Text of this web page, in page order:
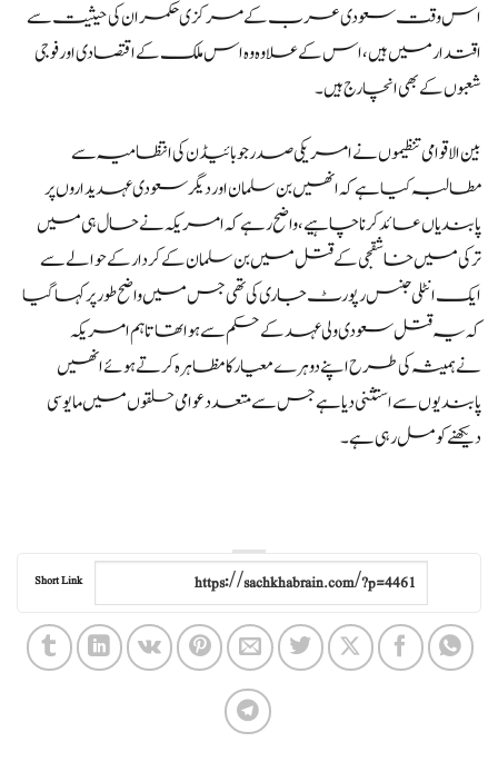
اس وقت سعودی عرب کے مرکزی حکمران کی حیثیت سے
اقتدار میں ہیں، اس کے علاوہ وہ اس ملک کےاقتصادی اور فوجی
شعبوں کےبھی انچارج ہیں۔
بین الاقوامی تنظیموں نے امریکی صدر جو بائیڈن کی انتظامیہ سے
مطالبہ کیا ہے کہ انھیں بن سلمان اور دیگر سعودی عہدیداروں پر
پابندیاں عائد کرنا چاہیے، واضح رہے کہ امریکہ نے حال ہی میں
ترکی میں خاشقجی کے قتل میں بن سلمان کے کردار کے حوالے سے
ایک انٹلی جنس رپورٹ جاری کی تھی جس میں واضح طور پر کہا گیا
کہ یہ قتل سعودی ولی عہد کے حکم سے ہواتھا تاہم امریکہ
نےہمیشہ کی طرح اپنے دوہرے معیار کا مظاہرہ کرتے ہوئے انھیں
پابندیوں سے استثنی دیا ہے جس سے متعدد عوامی حلقوں میں مایوسی
دیکھنے کو مل رہی ہے۔
Short Link